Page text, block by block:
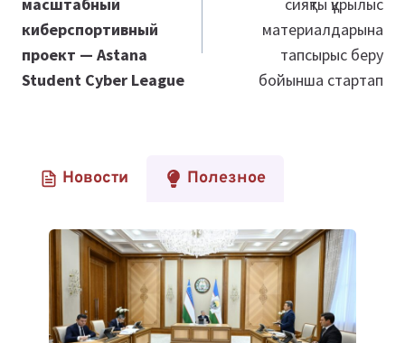
записям
масштабный
киберспортивный
проект — Astana
Student Cyber League
сияқты құрылыс
материалдарына
тапсырыс беру
бойынша стартап
Новости Полезное